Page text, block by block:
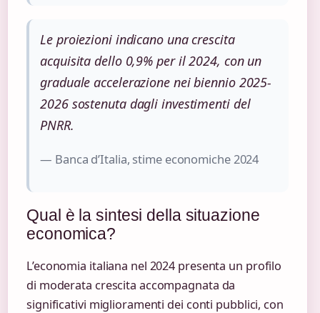
Le proiezioni indicano una crescita
acquisita dello 0,9% per il 2024, con un
graduale accelerazione nei biennio 2025-
2026 sostenuta dagli investimenti del
PNRR.
— Banca d’Italia, stime economiche 2024
Qual è la sintesi della situazione
economica?
L’economia italiana nel 2024 presenta un profilo
di moderata crescita accompagnata da
significativi miglioramenti dei conti pubblici, con